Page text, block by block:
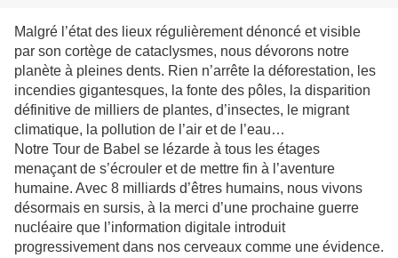
Malgré l’état des lieux régulièrement dénoncé et visible
par son cortège de cataclysmes, nous dévorons notre
planète à pleines dents. Rien n’arrête la déforestation, les
incendies gigantesques, la fonte des pôles, la disparition
définitive de milliers de plantes, d’insectes, le migrant
climatique, la pollution de l’air et de l’eau…
Notre Tour de Babel se lézarde à tous les étages
menaçant de s’écrouler et de mettre fin à l’aventure
humaine. Avec 8 milliards d’êtres humains, nous vivons
désormais en sursis, à la merci d’une prochaine guerre
nucléaire que l’information digitale introduit
progressivement dans nos cerveaux comme une évidence.